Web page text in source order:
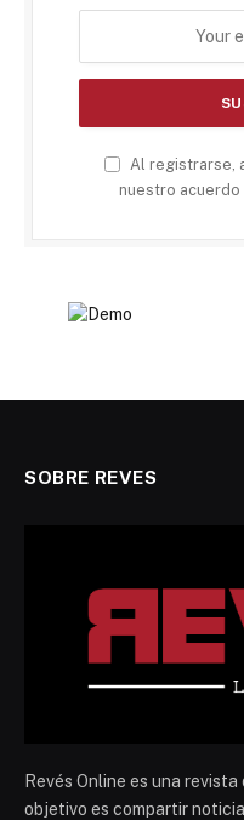
Al registrarse,
nuestro acuerdo
SOBRE REVES
Revés Online es una
objetivo es compartir